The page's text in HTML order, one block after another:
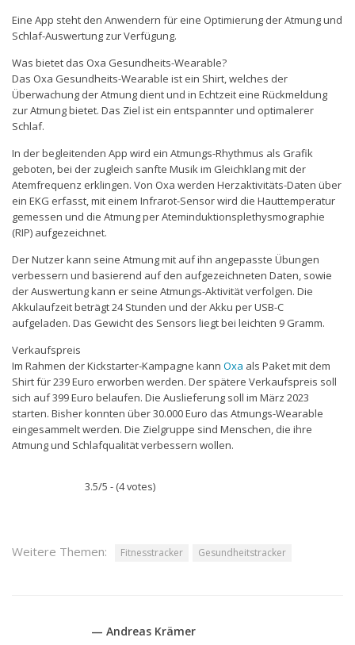
Eine App steht den Anwendern für eine Optimierung der Atmung und
Schlaf-Auswertung zur Verfügung.
Was bietet das Oxa Gesundheits-Wearable?
Das Oxa Gesundheits-Wearable ist ein Shirt, welches der
Überwachung der Atmung dient und in Echtzeit eine Rückmeldung
zur Atmung bietet. Das Ziel ist ein entspannter und optimalerer
Schlaf.
In der begleitenden App wird ein Atmungs-Rhythmus als Grafik
geboten, bei der zugleich sanfte Musik im Gleichklang mit der
Atemfrequenz erklingen. Von Oxa werden Herzaktivitäts-Daten über
ein EKG erfasst, mit einem Infrarot-Sensor wird die Hauttemperatur
gemessen und die Atmung per Ateminduktionsplethysmographie
(RIP) aufgezeichnet.
Der Nutzer kann seine Atmung mit auf ihn angepasste Übungen
verbessern und basierend auf den aufgezeichneten Daten, sowie
der Auswertung kann er seine Atmungs-Aktivität verfolgen. Die
Akkulaufzeit beträgt 24 Stunden und der Akku per USB-C
aufgeladen. Das Gewicht des Sensors liegt bei leichten 9 Gramm.
Verkaufspreis
Im Rahmen der Kickstarter-Kampagne kann Oxa als Paket mit dem
Shirt für 239 Euro erworben werden. Der spätere Verkaufspreis soll
sich auf 399 Euro belaufen. Die Auslieferung soll im März 2023
starten. Bisher konnten über 30.000 Euro das Atmungs-Wearable
eingesammelt werden. Die Zielgruppe sind Menschen, die ihre
Atmung und Schlafqualität verbessern wollen.
3.5/5 - (4 votes)
Weitere Themen: Fitnesstracker Gesundheitstracker
— Andreas Krämer